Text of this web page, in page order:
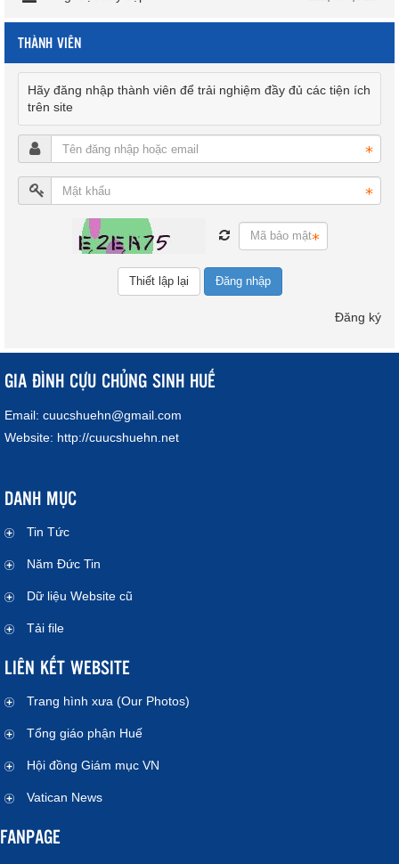
THÀNH VIÊN
Hãy đăng nhập thành viên để trải nghiệm đầy đủ các tiện ích
trên site
Đăng nhập
Đăng ký
GIA ĐÌNH CỰU CHỦNG SINH HUẾ
Email: cuucshuehn@gmail.com
Website: http://cuucshuehn.net
DANH MỤC
Tin Tức
Năm Đức Tin
Dữ liệu Website cũ
Tải file
LIÊN KẾT WEBSITE
Trang hình xưa (Our Photos)
Tổng giáo phận Huế
Hội đồng Giám mục VN
Vatican News
FANPAGE